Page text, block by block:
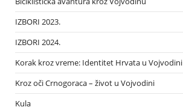
IZBORI 2023.
IZBORI 2024.
Korak kroz vreme: Identitet Hrvata u Vojvodini
Kroz oči Crnogoraca – život u Vojvodini
Kula